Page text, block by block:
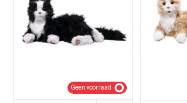
Geen voorraad